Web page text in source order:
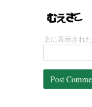
上に表示され